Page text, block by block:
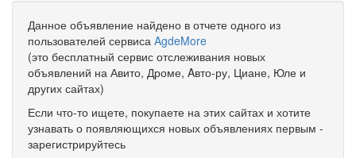
Данное объявление найдено в отчете одного из
пользователей сервиса AgdeMore
(это бесплатный сервис отслеживания новых
объявлений на Авито, Дроме, Aвто-ру, Циане, Юле и
других сайтах)
Если что-то ищете, покупаете на этих сайтах и хотите
узнавать о появляющихся новых объявлениях первым -
зарегистрируйтесь